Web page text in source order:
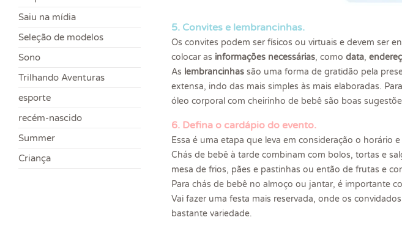
Saiu na mídia
Seleção de modelos
Sono
Trilhando Aventuras
esporte
recém-nascido
Summer
Criança
5. Convites e lembrancinhas.
Os convites podem ser físicos ou virtuais e devem ser
colocar as informações necessárias, como data,
As lembrancinhas são uma forma de gratidão pela
extensa, indo das mais simples às mais elaboradas.
óleo corporal com cheirinho de bebê são boas
6. Defina o cardápio do evento.
Essa é uma etapa que leva em consideração o horário
Chás de bebê à tarde combinam com bolos, tortas e
mesa de frios, pães e pastinhas ou então de frutas e
Para chás de bebê no almoço ou jantar, é importante
Vai fazer uma festa mais reservada, onde os
bastante variedade.